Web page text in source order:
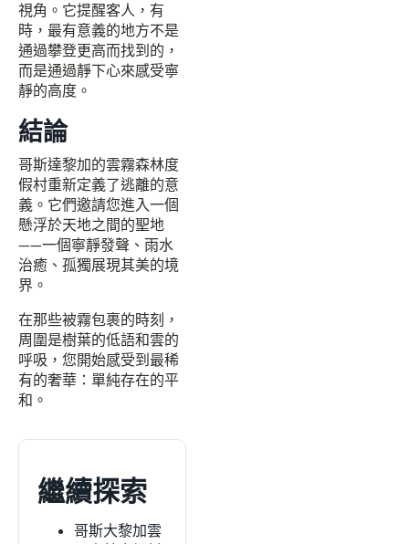
視角。它提醒客人，有
時，最有意義的地方不是
通過攀登更高而找到的，
而是通過靜下心來感受寧
靜的高度。
結論
哥斯達黎加的雲霧森林度
假村重新定義了逃離的意
義。它們邀請您進入一個
懸浮於天地之間的聖地
——一個寧靜發聲、雨水
治癒、孤獨展現其美的境
界。
在那些被霧包裹的時刻，
周圍是樹葉的低語和雲的
呼吸，您開始感受到最稀
有的奢華：單純存在的平
和。
繼續探索
哥斯大黎加雲